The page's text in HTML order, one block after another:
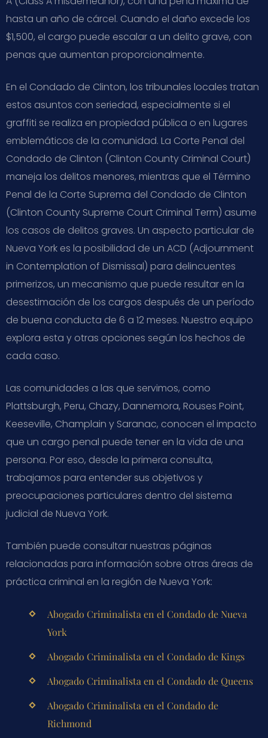
hasta un año de cárcel. Cuando el daño excede los
$1,500, el cargo puede escalar a un delito grave, con
penas que aumentan proporcionalmente.
En el Condado de Clinton, los tribunales locales tratan
estos asuntos con seriedad, especialmente si el
graffiti se realiza en propiedad pública o en lugares
emblemáticos de la comunidad. La Corte Penal del
Condado de Clinton (Clinton County Criminal Court)
maneja los delitos menores, mientras que el Término
Penal de la Corte Suprema del Condado de Clinton
(Clinton County Supreme Court Criminal Term) asume
los casos de delitos graves. Un aspecto particular de
Nueva York es la posibilidad de un ACD (Adjournment
in Contemplation of Dismissal) para delincuentes
primerizos, un mecanismo que puede resultar en la
desestimación de los cargos después de un período
de buena conducta de 6 a 12 meses. Nuestro equipo
explora esta y otras opciones según los hechos de
cada caso.
Las comunidades a las que servimos, como
Plattsburgh, Peru, Chazy, Dannemora, Rouses Point,
Keeseville, Champlain y Saranac, conocen el impacto
que un cargo penal puede tener en la vida de una
persona. Por eso, desde la primera consulta,
trabajamos para entender sus objetivos y
preocupaciones particulares dentro del sistema
judicial de Nueva York.
También puede consultar nuestras páginas
relacionadas para información sobre otras áreas de
práctica criminal en la región de Nueva York:
Abogado Criminalista en el Condado de Nueva
York
Abogado Criminalista en el Condado de Kings
Abogado Criminalista en el Condado de Queens
Abogado Criminalista en el Condado de
Richmond